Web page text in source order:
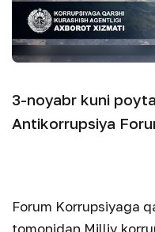
3-noyabr kuni
Antikorrupsiya
Forum Korrupsiyaga
tomonidan Milliy